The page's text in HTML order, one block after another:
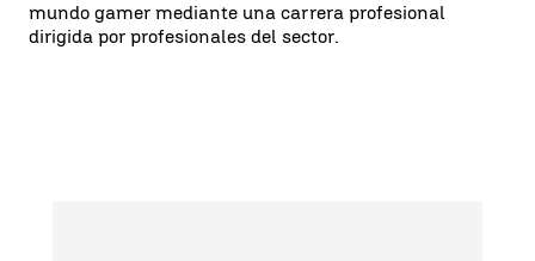
mundo gamer mediante una carrera profesional
dirigida por profesionales del sector.